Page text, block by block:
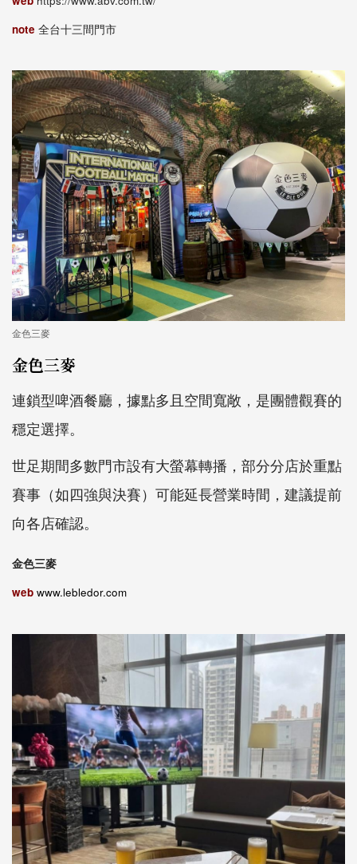
note 全台十三間門市
金色三麥
金色三麥
連鎖型啤酒餐廳，據點多且空間寬敞，是團體觀賽的
穩定選擇。
世足期間多數門市設有大螢幕轉播，部分分店於重點
賽事（如四強與決賽）可能延長營業時間，建議提前
向各店確認。
金色三麥
web www.lebledor.com